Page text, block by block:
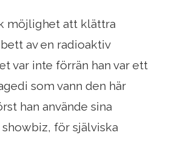
möjlighet att klättra
av en radioaktiv
var inte förrän han var ett
som vann den här
han använde sina
för själviska